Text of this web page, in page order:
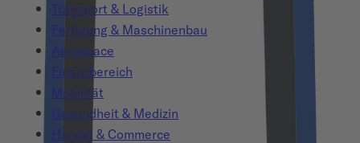
Transport & Logistik
Fertigung & Maschinenbau
Aerospace
Finanzbereich
Mobilität
Gesundheit & Medizin
Handel & Commerce